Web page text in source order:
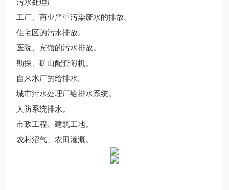
污水处理厂
工厂、商业严重污染废水的排放。
住宅区的污水排放。
医院、宾馆的污水排放。
勘探、矿山配套附机。
自来水厂的给排水。
城市污水处理厂给排水系统。
人防系统排水。
市政工程、建筑工地。
农村沼气、农田灌溉。